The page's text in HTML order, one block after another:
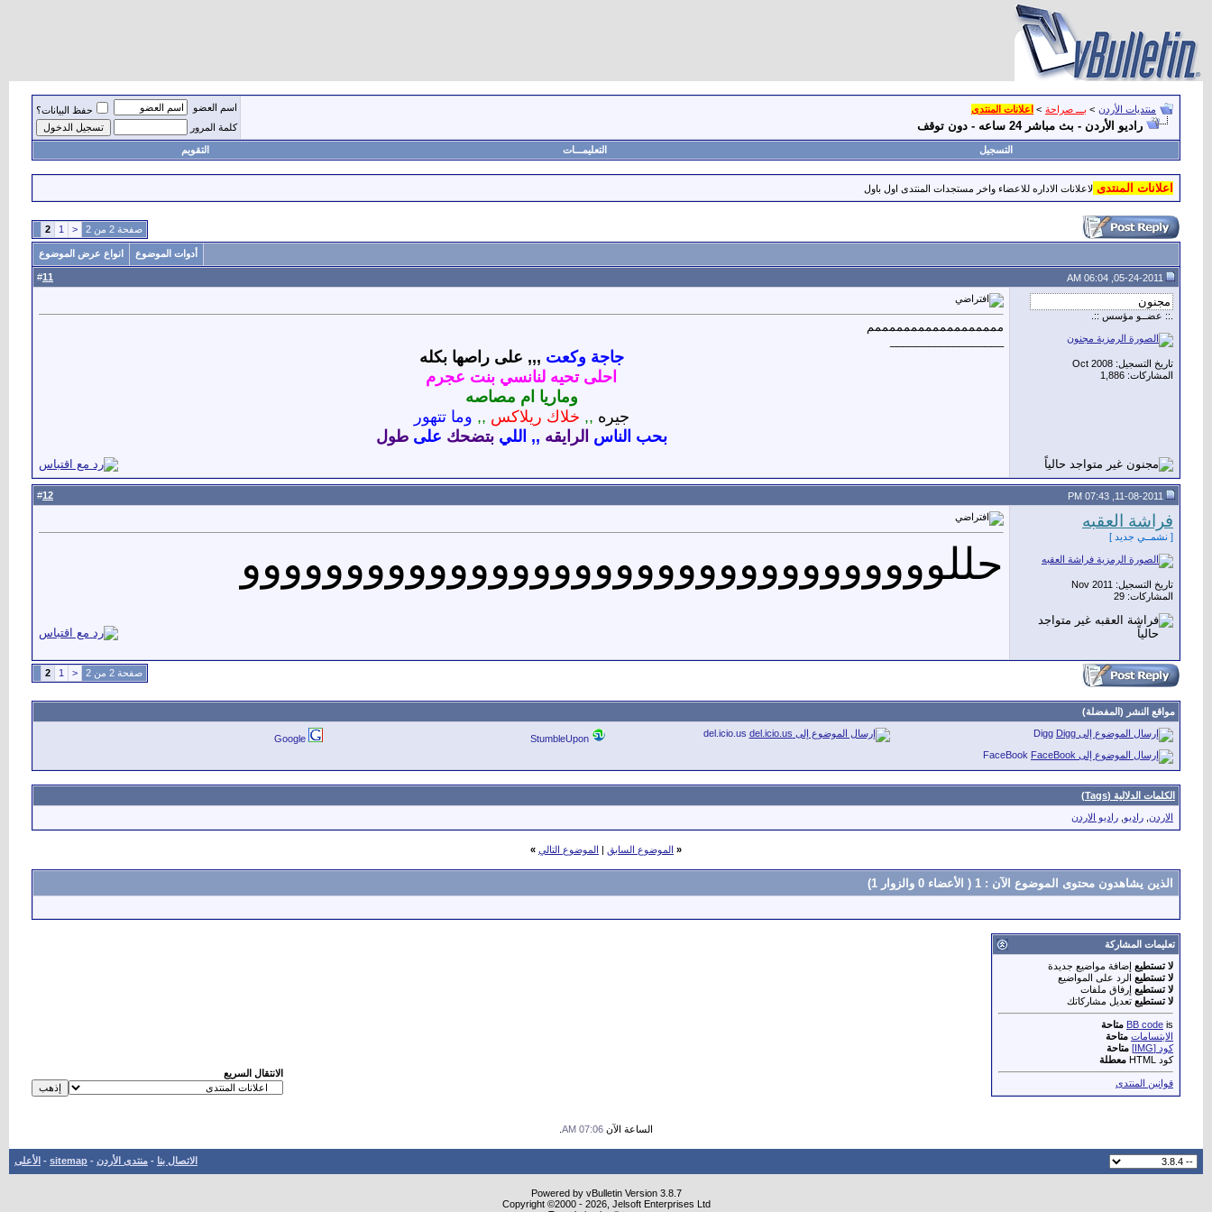
منتديات الأردن > بـــ صراحة > اعلانات المنتدى
راديو الأردن - بث مباشر 24 ساعه - دون توقف
اسم العضو
حفظ البيانات؟
كلمة المرور
التسجيل التعليمـــات التقويم
اعلانات المنتدى لاعلانات الاداره للاعضاء واخر مستجدات المنتدى اول باول
صفحة 2 من 2 <
1
2
أدوات الموضوع انواع عرض الموضوع
11
.:: عضــو مؤسس ::.
تاريخ التسجيل: Oct 2008
المشاركات: 1,886
ممممممممممممممممممم
جاجة وكعت ,,, على راصها بكله
احلى تحيه لنانسي بنت عجرم
وماريا ام مصاصه
جيره ,, خلاك ريلاكس ,, وما تتهور
بحب الناس الرايقه ,, الليبتضحك علىطول
12
فراشة العقبه
[ نشمــي جديد ]
تاريخ التسجيل: Nov 2011
المشاركات: 29
حللوووووووووووووووووووووووووووووووووو
صفحة 2 من 2 <
1
2
مواقع النشر (المفضلة)
Digg
del.icio.us
StumbleUpon
Google
FaceBook
الكلمات الدلالية (Tags)
الاردن راديو راديو الاردن
« الموضوع السابق | الموضوع التالي »
الذين يشاهدون محتوى الموضوع الآن : 1 ( الأعضاء 0 والزوار 1)
تعليمات المشاركة
لا تستطيع إضافة مواضيع جديدة
لا تستطيع الرد على المواضيع
لا تستطيع إرفاق ملفات
لا تستطيع تعديل مشاركاتك
BB code is
متاحة
الابتسامات متاحة
كود [IMG]
متاحة
كود HTML
معطلة
قوانين المنتدى
الانتقال السريع
الساعة الآن 07:06 AM
الاتصال بنا - منتدى الأردن -
sitemap
- الأعلى
Powered by vBulletin Version 3.8.7
Copyright ©2000 - 2026, Jelsoft Enterprises Ltd